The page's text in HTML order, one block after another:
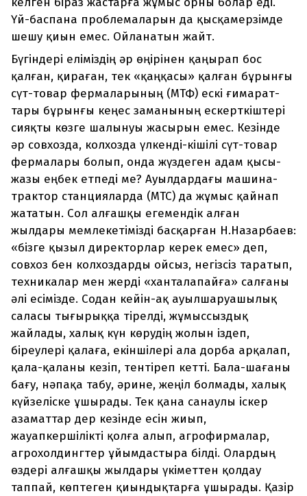
Үй-баспана проблемаларын да қысқамерзімде
шешу қиын емес. Ойланатын жайт.
Бүгіндері еліміздің әр өңірінен қаңырап бос
қалған, қираған, тек «қаңқасы» қалған бұрынғы
сүт-товар фермаларының (МТФ) ескі ғимарат­
тары бұрынғы кеңес заманының ескерткіштері
сияқты көзге шалынуы жасырын емес. Кезінде
әр совхозда, колхозда үлкенді-кішілі сүт-товар
фермалары болып, онда жүздеген адам қысы-
жазы еңбек етпеді ме? Ауылдардағы машина-
трактор станцияларда (МТС) да жұмыс қайнап
жататын. Сол алғашқы егемендік алған
жылдары мемлекетімізді басқарған Н.Назарбаев:
«бізге қызыл директорлар керек емес» деп,
совхоз бен колхоздарды ойсыз, негізсіз таратып,
техникалар мен жерді «ханталапайға» салғаны
әлі есімізде. Содан кейін-ақ ауылшар­уашылық
саласы тығырыққа тірелді, жұмыссыздық
жайлады, халық күн көрудің жолын іздеп,
біреулері қалаға, екіншілері ала дорба арқалап,
қала-қаланы кезіп, тентіреп кетті. Бала-шағаны
бағу, нәпақа табу, әрине, жеңіл болмады, халық
күйзеліске ұшырады. Тек қана санаулы іскер
азаматтар дер кезінде есін жиып,
жауапкершілікті қолға алып, агрофирмалар,
агрохолдингтер ұйым­дастыра білді. Олардың
өздері алғашқы жылдары үкіметтен қолдау
таппай, көптеген қиындықтарға ұшырады. Қазір